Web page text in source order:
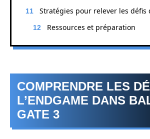
Stratégies pour relever les défis
Ressources et préparation
COMPRENDRE LES
L’ENDGAME DANS
GATE 3